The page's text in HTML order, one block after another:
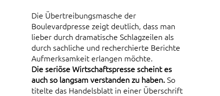
Die Übertreibungsmasche der
Boulevardpresse zeigt deutlich, dass man
lieber durch dramatische Schlagzeilen als
durch sachliche und recherchierte Berichte
Aufmerksamkeit erlangen möchte.
Die seriöse Wirtschaftspresse scheint es
auch so langsam verstanden zu haben.So
titelte das Handelsblatt in einer Überschrift